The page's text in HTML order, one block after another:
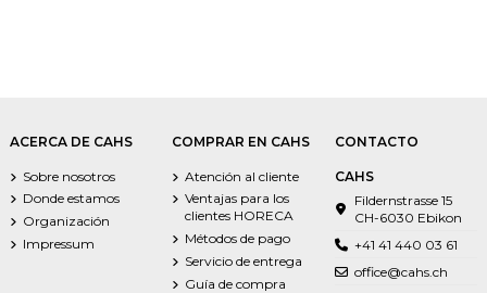
ACERCA DE CAHS
Sobre nosotros
Donde estamos
Organización
Impressum
COMPRAR EN CAHS
Atención al cliente
Ventajas para los
clientes HORECA
Métodos de pago
Servicio de entrega
Guía de compra
CONTACTO
CAHS
Fildernstrasse 15
CH-6030 Ebikon
+41 41 440 03 61
office@cahs.ch